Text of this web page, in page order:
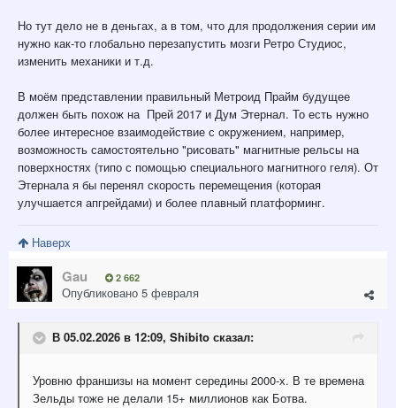
Но тут дело не в деньгах, а в том, что для продолжения серии им
нужно как-то глобально перезапустить мозги Ретро Студиос,
изменить механики и т.д.
В моём представлении правильный Метроид Прайм будущее
должен быть похож на Прей 2017 и Дум Этернал. То есть нужно
более интересное взаимодействие с окружением, например,
возможность самостоятельно "рисовать" магнитные рельсы на
поверхностях (типо с помощью специального магнитного геля). От
Этернала я бы перенял скорость перемещения (которая
улучшается апгрейдами) и более плавный платформинг.
Наверх
Gau 2 662
Опубликовано 5 февраля
В 05.02.2026 в 12:09, Shibito сказал:
Уровню франшизы на момент середины 2000-х. В те времена
Зельды тоже не делали 15+ миллионов как Ботва.